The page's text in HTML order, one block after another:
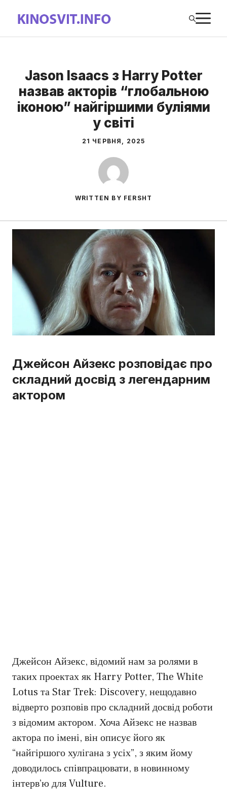
вмісту
Jason Isaacs з Harry Potter
назвав акторів “глобальною
іконою” найгіршими буліями
у світі
21 ЧЕРВНЯ, 2025
WRITTEN BY FERSHT
Джейсон Айзекс розповідає про
складний досвід з легендарним
актором
Джейсон Айзекс, відомий нам за ролями в
таких проектах як Harry Potter, The White
Lotus та Star Trek: Discovery, нещодавно
відверто розповів про складний досвід роботи
з відомим актором. Хоча Айзекс не назвав
актора по імені, він описує його як
“найгіршого хулігана з усіх”, з яким йому
доводилось співпрацювати, в новинному
інтерв’ю для Vulture.